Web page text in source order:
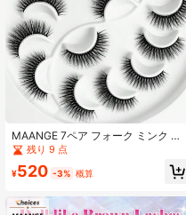
MAANGE 7ペア フォーク ミンク ま
つげ - 7ペア 6D フォーク ミンク ま
つげ、長さ 巻き上がり 自然なフォー
ク ミンク つけまつげ、再利用可能な
贈り物
残り 9 点
¥520 -3% 概算